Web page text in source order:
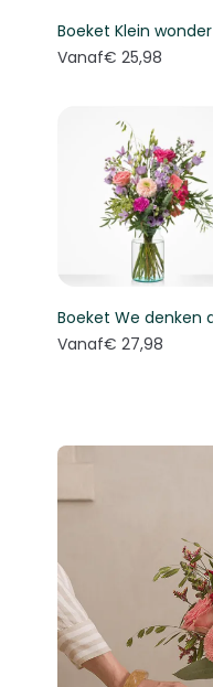
Boeket Klein wonder
Vanaf€ 25,98
Vanaf€ 27,98